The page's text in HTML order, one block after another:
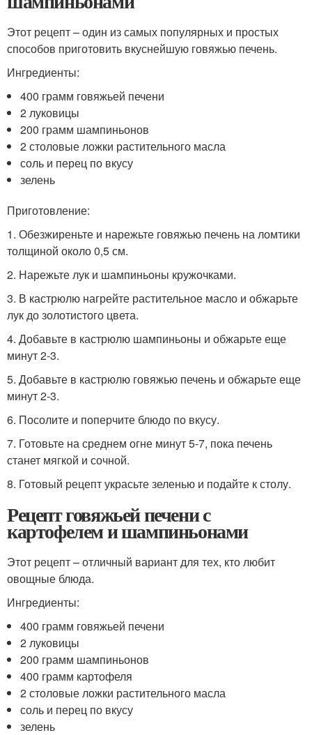
Этот рецепт – один из самых популярных и простых
способов приготовить вкуснейшую говяжью печень.
Ингредиенты:
400 грамм говяжьей печени
2 луковицы
200 грамм шампиньонов
2 столовые ложки растительного масла
соль и перец по вкусу
зелень
Приготовление:
1. Обезжиреньте и нарежьте говяжью печень на ломтики
толщиной около 0,5 см.
2. Нарежьте лук и шампиньоны кружочками.
3. В кастрюлю нагрейте растительное масло и обжарьте
лук до золотистого цвета.
4. Добавьте в кастрюлю шампиньоны и обжарьте еще
минут 2-3.
5. Добавьте в кастрюлю говяжью печень и обжарьте еще
минут 2-3.
6. Посолите и поперчите блюдо по вкусу.
7. Готовьте на среднем огне минут 5-7, пока печень
станет мягкой и сочной.
8. Готовый рецепт украсьте зеленью и подайте к столу.
Рецепт говяжьей печени с
картофелем и шампиньонами
Этот рецепт – отличный вариант для тех, кто любит
овощные блюда.
Ингредиенты:
400 грамм говяжьей печени
2 луковицы
200 грамм шампиньонов
400 грамм картофеля
2 столовые ложки растительного масла
соль и перец по вкусу
зелень